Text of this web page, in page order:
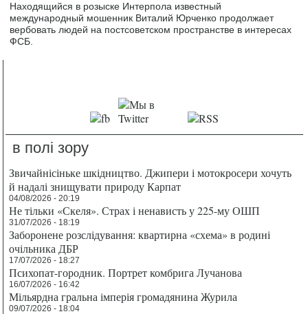
Находящийся в розыске Интерпола известный
международный мошенник Виталий Юрченко продолжает
вербовать людей на постсоветском пространстве в интересах
ФСБ.
в полі зору
Звичайнісіньке шкідництво. Джипери і мотокросери хочуть
й надалі знищувати природу Карпат
04/08/2026 - 20:19
Не тільки «Скеля». Страх і ненависть у 225-му ОШП
31/07/2026 - 18:19
Заборонене розслідування: квартирна «схема» в родині
очільника ДБР
17/07/2026 - 18:27
Психопат-городник. Портрет комбрига Лучанова
16/07/2026 - 16:42
Мільярдна гральна імперія громадянина Журила
09/07/2026 - 18:04